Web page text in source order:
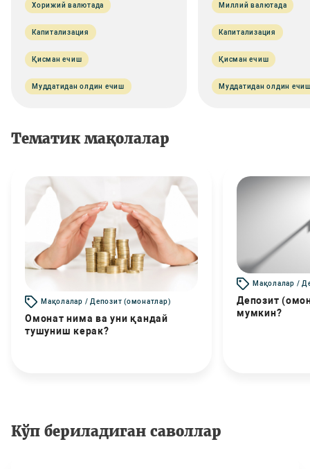
Хорижий валютада
Капитализация
Қисман ечиш
Муддатидан олдин ечиш
Миллий валютада
Капитализация
Қисман ечиш
Муддатидан олдин
Тематик мақолалар
Мақолалар / Депозит (омонатлар)
Омонат нима ва уни қандай
тушуниш керак?
Мақолалар /
Депозит
мумкин?
Кўп бериладиган саволлар